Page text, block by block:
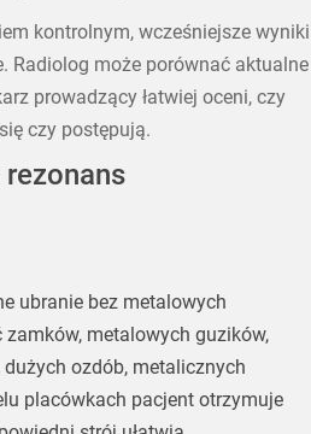
kontrolnym, wcześniejsze wyniki
Radiolog może porównać aktualne
prowadzący łatwiej oceni, czy
czy postępują.
ubranie bez metalowych
metalowych guzików,
ozdób, metalicznych
placówkach pacjent otrzymuje